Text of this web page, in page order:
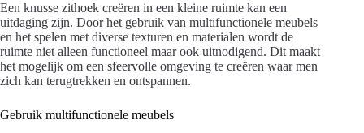
Een knusse zithoek creëren in een kleine ruimte kan een
uitdaging zijn. Door het gebruik van multifunctionele meubels
en het spelen met diverse texturen en materialen wordt de
ruimte niet alleen functioneel maar ook uitnodigend. Dit maakt
het mogelijk om een sfeervolle omgeving te creëren waar men
zich kan terugtrekken en ontspannen.
Gebruik multifunctionele meubels